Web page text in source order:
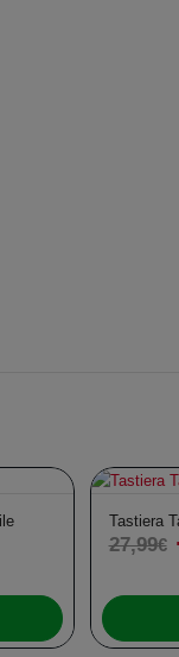
Tastiera
27,99€ Il